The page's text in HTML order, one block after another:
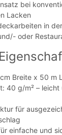
bei
Lacken
in
oder
Breite x 50 m
40 g/m² –
für
einfache und